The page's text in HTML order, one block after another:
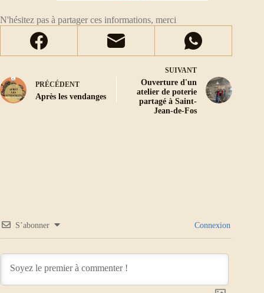
N'hésitez pas à partager ces informations, merci
PRÉCÉDENT
Après les vendanges
SUIVANT
Ouverture d'un
atelier de poterie
partagé à Saint-
Jean-de-Fos
S’abonner Connexion